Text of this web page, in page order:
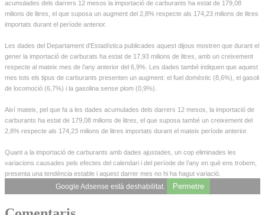
acumulades dels darrers 12 mesos la importació de carburants ha estat de 179,08
milions de litres, el que suposa un augment del 2,8% respecte als 174,23 milions de litres
importats durant el període anterior.
Les dades del Departament d'Estadística publicades aquest dijous mostren que durant el
gener la importació de carburats ha estat de 17,93 milions de litres, amb un creixement
respecte al mateix mes de l’any anterior del 6,9%. Les dades també indiquen que aquest
mes tots els tipus de carburants presenten un augment: el fuel domèstic (8,6%), el gasoli
de locomoció (6,7%) i la gasolina sense plom (0,9%).
Així mateix, pel que fa a les dades acumulades dels darrers 12 mesos, la importació de
carburants ha estat de 179,08 milions de litres, el que suposa també un creixement del
2,8% respecte als 174,23 milions de litres importats durant el mateix període anterior.
Quant a la importació de carburants amb dades ajustades, un cop eliminades les
variacions causades pels efectes del calendari i del període de l’any en què ens trobem,
presenta una tendència estable i aquest darrer mes no hi ha hagut variació.
Google Adsense està deshabilitat. Permetre